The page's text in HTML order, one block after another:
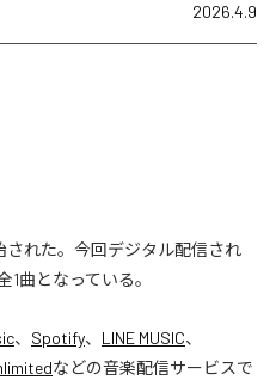
2026.4.9
された。今回デジタル配信され
1曲となっている。
、 Spotify、 LINE MUSIC、
などの音楽配信サービスで